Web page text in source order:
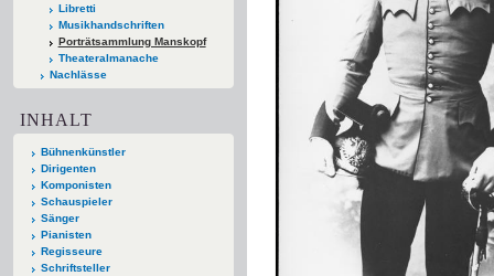
Libretti
Musikhandschriften
Porträtsammlung Manskopf
Theateralmanache
Nachlässe
INHALT
Bühnenkünstler
Dirigenten
Komponisten
Schauspieler
Sänger
Pianisten
Regisseure
Schriftsteller